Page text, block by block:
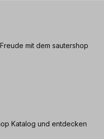
mit dem sautershop
Katalog und entdecken